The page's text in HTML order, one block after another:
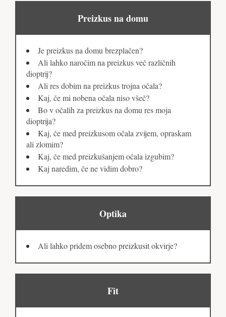
Preizkus na domu
Je preizkus na domu brezplačen?
Ali lahko naročim na preizkus več različnih
dioptrij?
Ali res dobim na preizkus trojna očala?
Kaj, če mi nobena očala niso všeč?
Bo v očalih za preizkus na domu res moja
dioptrija?
Kaj, če med preizkusom očala zvijem, opraskam
ali zlomim?
Kaj, če med preizkušanjem očala izgubim?
Kaj naredim, če ne vidim dobro?
Optika
Ali lahko pridem osebno preizkusit okvirje?
Fit